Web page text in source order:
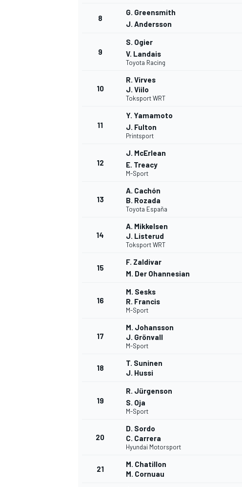
8
G. Greensmith
J. Andersson
9
S. Ogier
V. Landais
Toyota Racing
10
R. Virves
J. Viilo
Toksport WRT
11
Y. Yamamoto
J. Fulton
Printsport
12
J. McErlean
E. Treacy
M-Sport
13
A. Cachón
B. Rozada
Toyota España
14
A. Mikkelsen
J. Listerud
Toksport WRT
15
F. Zaldivar
M. Der Ohannesian
16
M. Sesks
R. Francis
M-Sport
17
M. Johansson
J. Grönvall
M-Sport
18
T. Suninen
J. Hussi
19
R. Jürgenson
S. Oja
M-Sport
20
D. Sordo
C. Carrera
Hyundai Motorsport
21
M. Chatillon
M. Cornuau